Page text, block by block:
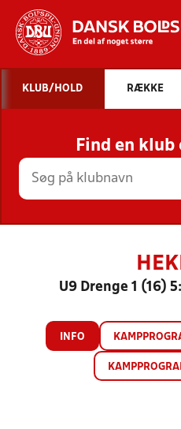
STILLINGER,
KLUB/HOLD RÆKKE
Find en
U9 Drenge 1 (16)
INFO